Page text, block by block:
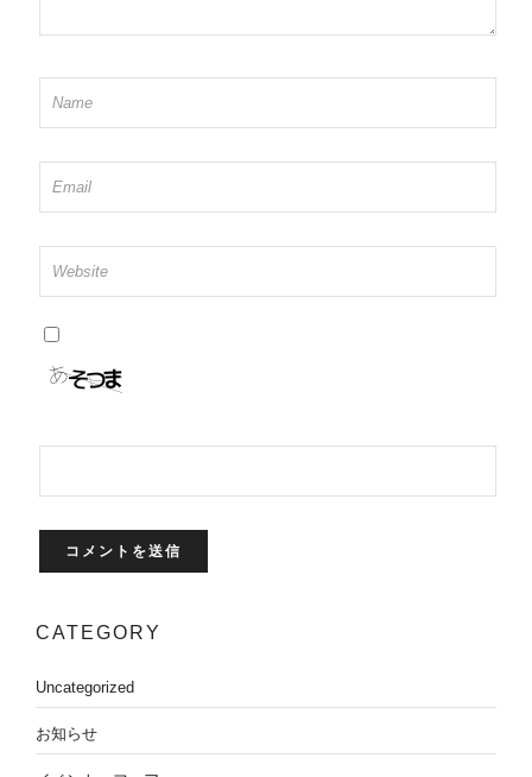
CATEGORY
Uncategorized
お知らせ